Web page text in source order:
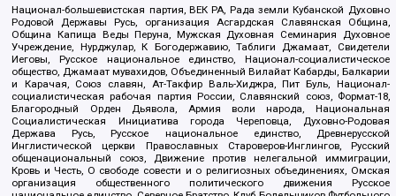
Национал-большевистская партия, ВЕК РА, Рада земли Кубанской Духовно
Родовой Державы Русь, организация Асгардская Славянская Община,
Община Капища Веды Перуна, Мужская Духовная Семинария Духовное
Учреждение, Нурджулар, К Богодержавию, Таблиги Джамаат, Свидетели
Иеговы, Русское национальное единство, Национал-социалистическое
общество, Джамаат мувахидов, Объединенный Вилайат Кабарды, Балкарии
и Карачая, Союз славян, Ат-Такфир Валь-Хиджра, Пит Буль, Национал-
социалистическая рабочая партия России, Славянский союз, Формат-18,
Благородный Орден Дьявола, Армия воли народа, Национальная
Социалистическая Инициатива города Череповца, Духовно-Родовая
Держава Русь, Русское национальное единство, Древнерусской
Инглистической церкви Православных Староверов-Инглингов, Русский
общенациональный союз, Движение против нелегальной иммиграции,
Кровь и Честь, О свободе совести и о религиозных объединениях, Омская
организация общественного политического движения Русское